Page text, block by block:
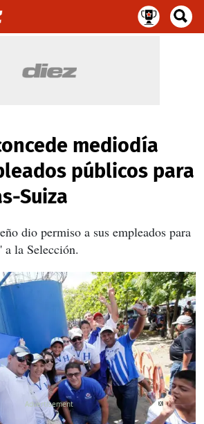
mediodía
públicos para
Suiza
dio permiso a sus empleados para
a la Selección.
X